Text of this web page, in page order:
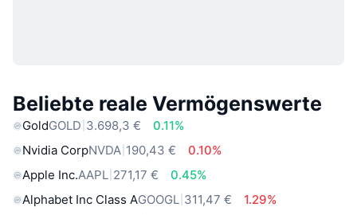
Beliebte reale Vermögenswerte
GoldGOLD 3.698,3 €
0.11%
Nvidia CorpNVDA 190,43 €
0.10%
Apple Inc.AAPL 271,17 €
0.45%
Alphabet Inc Class AGOOGL 311,47 €
1.29%